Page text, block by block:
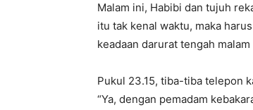
Malam ini, Habibi dan tujuh
itu tak kenal waktu, maka
keadaan darurat tengah
Pukul 23.15, tiba-tiba telepon
“Ya, dengan pemadam